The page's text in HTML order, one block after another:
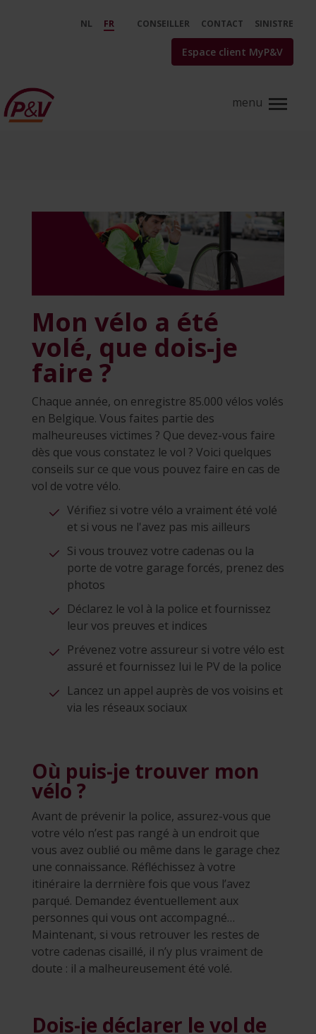
Mon vélo a été volé, que dois-je
NL FR CONSEILLER CONTACT SINISTRE
Espace client MyP&V
Mon vélo a été
volé, que dois-je
faire ?
Chaque année, on enregistre 85.000 vélos volés
en Belgique. Vous faites partie des
malheureuses victimes ? Que devez-vous faire
dès que vous constatez le vol ? Voici quelques
conseils sur ce que vous pouvez faire en cas de
vol de votre vélo.
Vérifiez si votre vélo a vraiment été volé
et si vous ne l'avez pas mis ailleurs
Si vous trouvez votre cadenas ou la
porte de votre garage forcés, prenez des
photos
Déclarez le vol à la police et fournissez
leur vos preuves et indices
Prévenez votre assureur si votre vélo est
assuré et fournissez lui le PV de la police
Lancez un appel auprès de vos voisins et
via les réseaux sociaux
Où puis-je trouver mon
vélo ?
Avant de prévenir la police, assurez-vous que
votre vélo n’est pas rangé à un endroit que
vous avez oublié ou même dans le garage chez
une connaissance. Réfléchissez à votre
itinéraire la derrnière fois que vous l’avez
parqué. Demandez éventuellement aux
personnes qui vous ont accompagné…
Maintenant, si vous retrouver les restes de
votre cadenas cisaillé, il n’y plus vraiment de
doute : il a malheureusement été volé.
Dois-je déclarer le vol de